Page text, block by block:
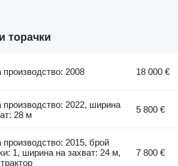
торачки
производство: 2008 18 000 €
производство: 2022, ширина
28 м
5 800 €
производство: 2015, брой
1, ширина на захват: 24 м,
7 800 €